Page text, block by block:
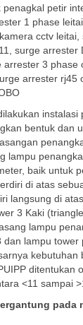
petir
1 phase
cctv
surge arrester
3 phase
arrester rj45
instalasi
bentuk dan
lampu
baik untuk
di atas
langsung di
3 Kaki
lampu
dan lampu tower
kebutuhan
ditentukan
<11 sampai
pada